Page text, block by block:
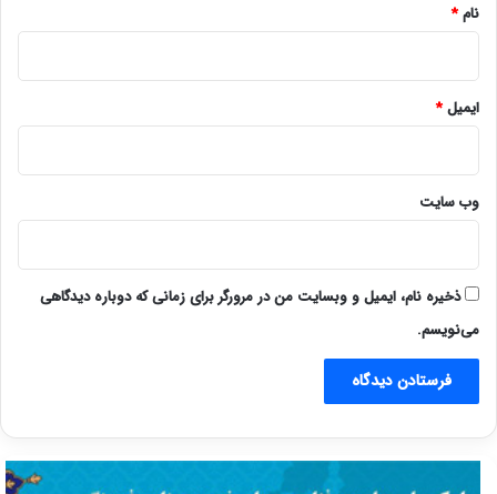
نام*
ایمیل*
وب‌ سایت
ذخیره نام، ایمیل و وبسایت من در مرورگر برای زمانی که دوباره دیدگاهی
می‌نویسم.